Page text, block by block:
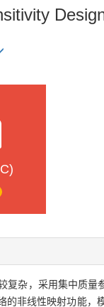
复杂，采用集中质
的非线性映射功能